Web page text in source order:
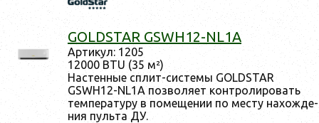
GOLDSTAR GSWH12-NL1A
Ар­ти­кул: 1205
12000 BTU (35 м²)
Нас­тенные сплит-сис­те­мы GOLDSTAR
GSWH12-NL1A поз­во­ля­ет кон­тро­лиро­вать
тем­пе­рату­ру в по­меще­нии по мес­ту на­хож­де­
ния пуль­та ДУ.